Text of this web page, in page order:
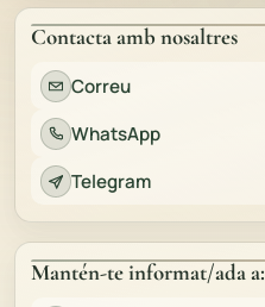
Contacta amb nosaltres
Correu
WhatsApp
Telegram
Mantén-te informat/ada a: